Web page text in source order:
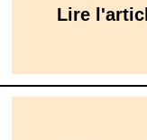
Lire